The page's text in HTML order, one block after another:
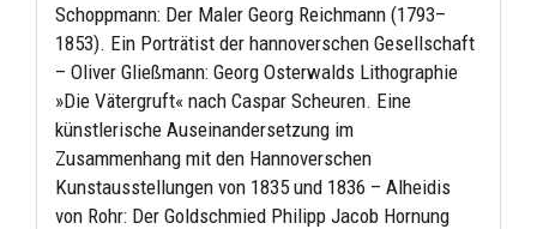
Schoppmann: Der Maler Georg Reichmann (1793–
1853). Ein Porträtist der hannoverschen Gesellschaft
– Oliver Gließmann: Georg Osterwalds Lithographie
»Die Vätergruft« nach Caspar Scheuren. Eine
künstlerische Auseinandersetzung im
Zusammenhang mit den Hannoverschen
Kunstausstellungen von 1835 und 1836 – Alheidis
von Rohr: Der Goldschmied Philipp Jacob Hornung